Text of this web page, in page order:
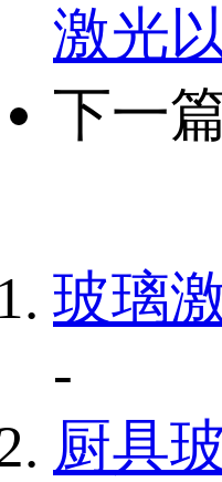
激光
下一
玻璃
-
厨具